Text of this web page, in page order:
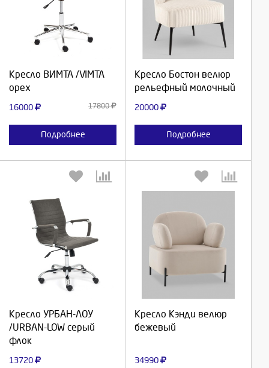
Кресло ВИМТА /VIMTA
орех
16000 17800
Подробнее
Выберите количество:
Кресло Бостон велюр
рельефный молочный
20000
Подробнее
Выберите количество:
Отмена
Кресло УРБАН-ЛОУ
/URBAN-LOW серый
флок
13720
Выберите количество:
Продолжить
Кресло Кэнди велюр
бежевый
34990
Продолжить